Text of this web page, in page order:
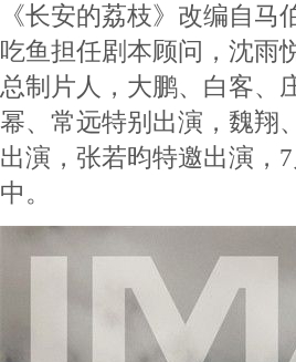
《长安的荔枝》改编自
吃鱼担任剧本顾问，沈雨
总制片人，大鹏、白客、
幂、常远特别出演，魏翔
出演，张若昀特邀出演，
中。